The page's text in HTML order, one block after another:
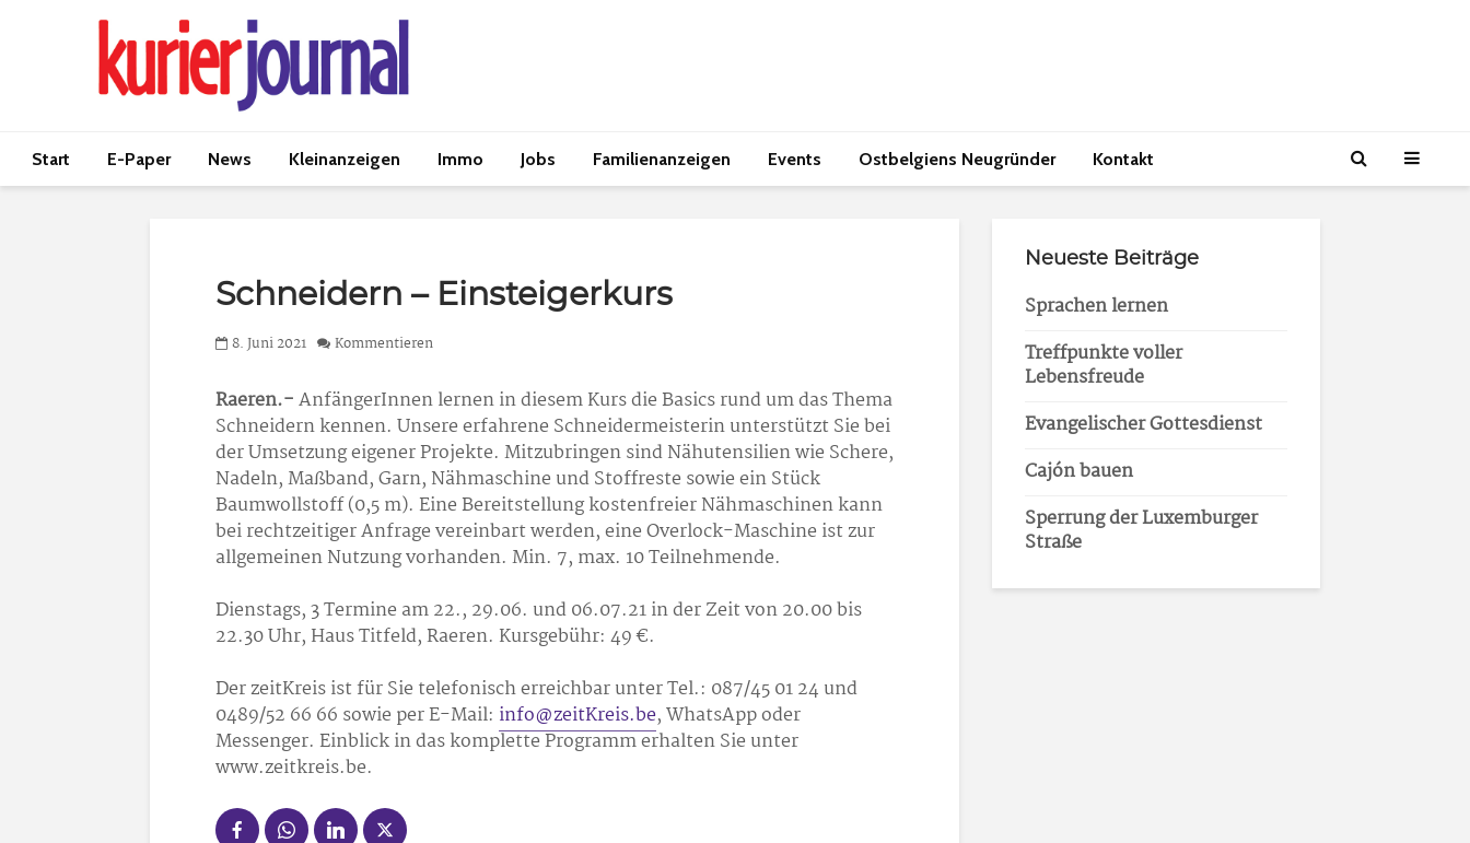
Start E-Paper News Kleinanzeigen Immo Jobs Familienanzeigen Events Ostbelgiens Neugründer Kontakt
Schneidern – Einsteigerkurs
8. Juni 2021 Kommentieren
Raeren.-AnfängerInnen lernen in diesem Kurs die Basics rund um das Thema
Schneidern kennen. Unsere erfahrene Schneidermeisterin unterstützt Sie bei
der Umsetzung eigener Projekte. Mitzubringen sind Nähutensilien wie Schere,
Nadeln, Maßband, Garn, Nähmaschine und Stoffreste sowie ein Stück
Baumwollstoff (0,5 m). Eine Bereitstellung kostenfreier Nähmaschinen kann
bei rechtzeitiger Anfrage vereinbart werden, eine Overlock-Maschine ist zur
allgemeinen Nutzung vorhanden. Min. 7, max. 10 Teilnehmende.
Dienstags, 3 Termine am 22., 29.06. und 06.07.21 in der Zeit von 20.00 bis
22.30 Uhr, Haus Titfeld, Raeren. Kursgebühr: 49 €.
Der zeitKreis ist für Sie telefonisch erreichbar unter Tel.: 087/45 01 24 und
0489/52 66 66 sowie per E-Mail: info@zeitKreis.be, WhatsApp oder
Messenger. Einblick in das komplette Programm erhalten Sie unter
www.zeitkreis.be.
Neueste Beiträge
Sprachen lernen
Treffpunkte voller
Lebensfreude
Evangelischer Gottesdienst
Cajón bauen
Sperrung der Luxemburger
Straße